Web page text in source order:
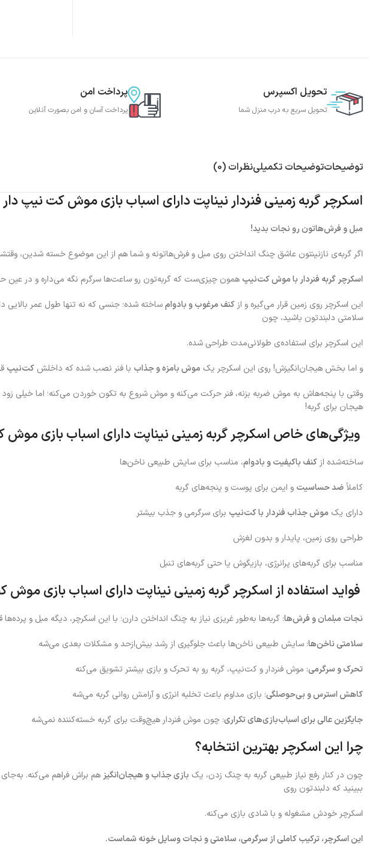
تحویل اکسپرس
تحویل سریع به درب منزل شما
پرداخت امن
پرداخت آسان و امن بصورت آنلاین
توضیحاتتوضیحات تکمیلینظرات (0)
اسکرچر گربه زمینی فنردار نیناپت دارای اسباب بازی موش کت نیپ دار
مبل و فرش‌هاتون رو نجات بدید!
اگر گربه‌ی نازنینتون عاشق چنگ انداختن روی مبل و فرش‌هاتونه و شما هم از این موضوع خسته شدین،
اسکرچر گربه فنردار با موش کت‌نیپ همون چیزی‌ست که گربه‌تون رو ساعت‌ها سرگرم نگه می‌داره و در
این اسکرچر روی زمین قرار می‌گیره و از کنف مرغوب و بادوامساخته شده؛ جنسی که نه تنها طول عمر بالایی
سلامتی دلبندتون باشید، چون
این اسکرچر برای استفاده‌ی طولانی‌مدت طراحی شده.
و اما بخش هیجان‌انگیزش! روی این اسکرچر یک موش بامزه و جذاب با فنر نصب شده که داخلش کت‌نیپ
وقتی با پنجه‌هاش به موش ضربه بزنه، فنر حرکت می‌کنه و موش شروع به تکون خوردن می‌کنه؛ اما خیلی زود
هیجان برای گربه!
ویژگی‌های خاص اسکرچر گربه زمینی نیناپت دارای اسباب بازی موش
ساخته‌شده از کنف باکیفیت و بادوام، مناسب برای سایش طبیعی ناخن‌ها
کاملاًضد حساسیت و ایمن برای پوست و پنجه‌های گربه
دارای یک موش جذاب فنردار با کت‌نیپ برای سرگرمی و جذب بیشتر
طراحی روی زمین، پایدار و بدون لغزش
مناسب برای گربه‌های پرانرژی، بازیگوش یا حتی گربه‌های تنبل
فواید استفاده از اسکرچر گربه زمینی نیناپت دارای اسباب بازی موش
نجات مبلمان و فرش‌ها: گربه‌ها به‌طور غریزی نیاز به چنگ انداختن دارن؛ با این اسکرچر، دیگه مبل و
سلامتی ناخن‌ها: سایش طبیعی ناخن‌ها باعث جلوگیری از رشد بیش‌ازحد و مشکلات بعدی می‌شه
تحرک و سرگرمی: موش فنردار و کت‌نیپ، گربه رو به تحرک و بازی بیشتر تشویق می‌کنه
کاهش استرس و بی‌حوصلگی: بازی مداوم باعث تخلیه انرژی و آرامش روانی گربه می‌شه
جایگزین عالی برای اسباب‌بازی‌های تکراری: چون موش فنردار هیچ‌وقت برای گربه خسته‌کننده نمی‌شه
چرا این اسکرچر بهترین انتخابه؟
چون در کنار رفع نیاز طبیعی گربه به چنگ زدن، یک بازی جذاب و هیجان‌انگیز هم براش فراهم می‌کنه. به‌جای
ببینید که دلبندتون روی
اسکرچر خودش مشغوله و با شادی بازی می‌کنه.
این اسکرچر، ترکیب کاملی از سرگرمی، سلامتی و نجات وسایل خونه شماست.